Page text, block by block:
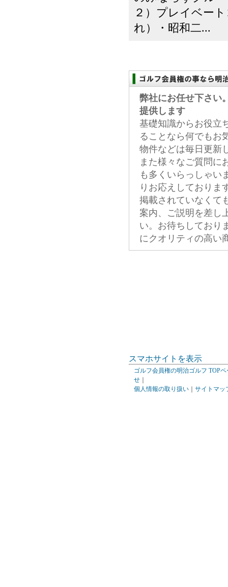
２）プレイベー
れ）・昭和二...
弊社にお任せ下さい
提供します
基礎知識からお役立
ることなら何でもお
物件などは毎日更新
また様々なご質問に
も多くいらっしゃい
りお応えしておりま
掲載されていなくて
案内、ご説明を差し
い。お待ちしており
にクオリティの高い
スマホサイトを表示
ゴルフ会員権の明治ゴルフ TOPペ
せ
個人情報の取り扱い
サイトマッ